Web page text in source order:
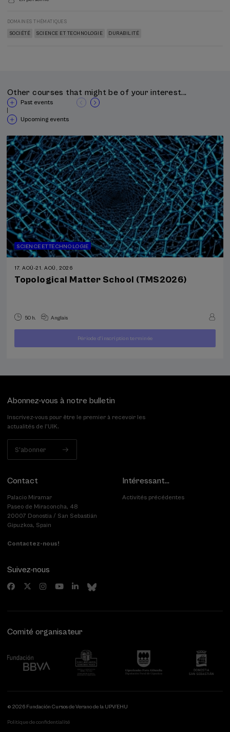
DOMAINES THÉMATIQUES
SOCIÉTÉ SCIENCE ET TECHNOLOGIE DURABILITÉ
Other courses that might be of your interest...
Past events
Upcoming events
SCIENCE ET TECHNOLOGIE
17. AOÛ-21. AOÛ, 2026
Topological Matter School (TMS2026)
50 h. Anglais
...
PARTIR400
Dernières
places
Gratuit
Date
passée
Période d'inscription terminée
Abonnez-vous à notre bulletin
Inscrivez-vous pour être le premier à recevoir les
actualités de l'UIK.
S'abonner
Contact
Palacio Miramar
Paseo de Miraconcha, 48
20007 Donostia / San Sebastián
Gipuzkoa, Spain
Contactez-nous!
Intéressant...
Activités précédentes
Suivez-nous
Comité organisateur
© 2026 Fundación Cursos de Verano de la UPV/EHU
Politique de confidentialité